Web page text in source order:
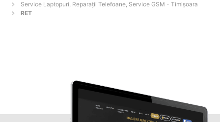
Service Laptopuri, Reparații Telefoane, Service GSM - Timişoara
RET